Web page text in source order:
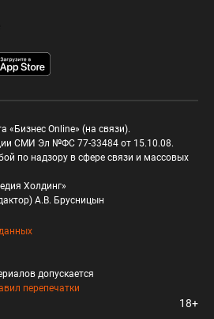
«Бизнес Online» (на связи).
СМИ Эл №ФС 77-33484 от 15.10.08.
по надзору в сфере связи и массовых
Холдинг»
А.В. Брусницын
допускается
перепечатки
18+